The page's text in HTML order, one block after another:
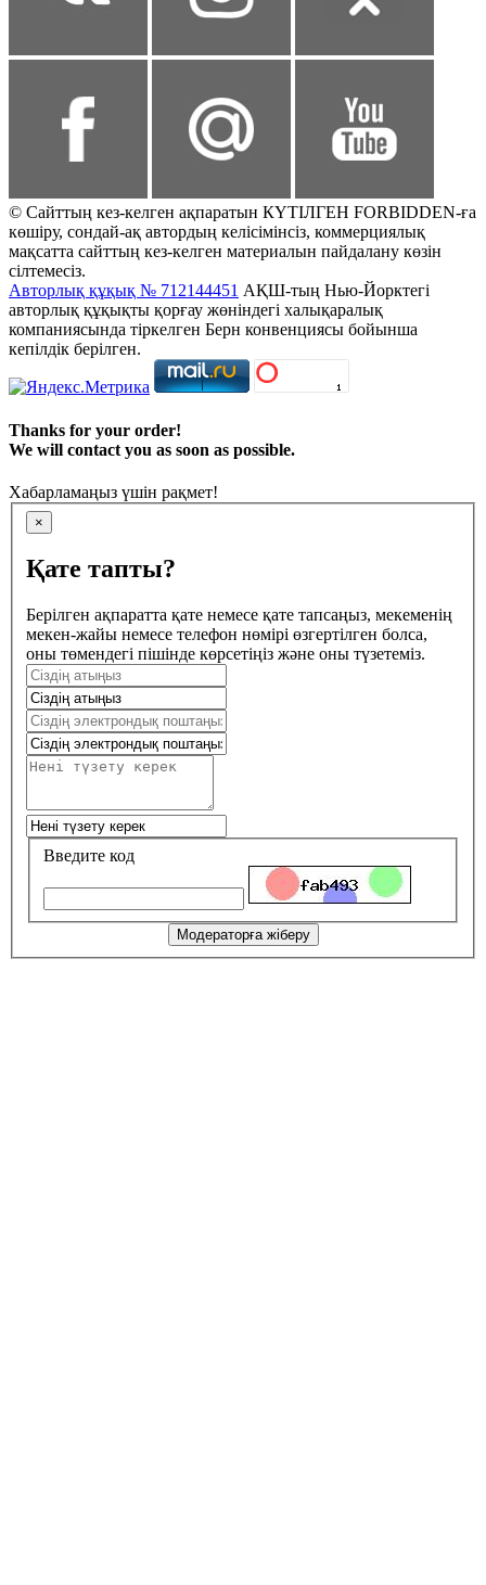
© Сайттың кез-келген ақпаратын КҮТІЛГЕН FORBIDDEN-ға
көшіру, сондай-ақ автордың келісімінсіз, коммерциялық
мақсатта сайттың кез-келген материалын пайдалану көзін
сілтемесіз.
Авторлық құқық № 712144451 АҚШ-тың Нью-Йорктегі
авторлық құқықты қорғау жөніндегі халықаралық
компаниясында тіркелген Берн конвенциясы бойынша
кепілдік берілген.
Thanks for your order!
We will contact you as soon as possible.
Хабарламаңыз үшін рақмет!
×
Қате тапты?
Берілген ақпаратта қате немесе қате тапсаңыз, мекеменің
мекен-жайы немесе телефон нөмірі өзгертілген болса,
оны төмендегі пішінде көрсетіңіз және оны түзетеміз.
Введите код
Модераторға жіберу